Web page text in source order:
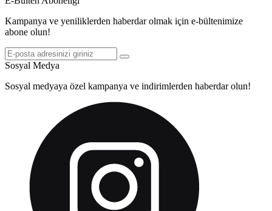
Kampanya ve yeniliklerden haberdar olmak için e-bültenimize
abone olun!
Sosyal Medya
Sosyal medyaya özel kampanya ve indirimlerden haberdar olun!